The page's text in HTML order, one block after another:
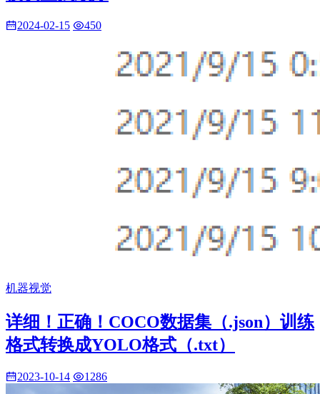
2024-02-15 450
机器视觉
详细！正确！COCO数据集（.json）训练
格式转换成YOLO格式（.txt）
2023-10-14 1286